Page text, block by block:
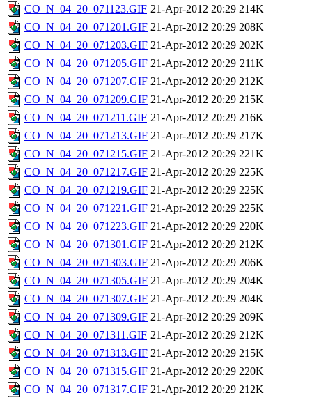
CO_N_04_20_071123.GIF 21-Apr-2012 20:29 214K
CO_N_04_20_071201.GIF 21-Apr-2012 20:29 208K
CO_N_04_20_071203.GIF 21-Apr-2012 20:29 202K
CO_N_04_20_071205.GIF 21-Apr-2012 20:29 211K
CO_N_04_20_071207.GIF 21-Apr-2012 20:29 212K
CO_N_04_20_071209.GIF 21-Apr-2012 20:29 215K
CO_N_04_20_071211.GIF 21-Apr-2012 20:29 216K
CO_N_04_20_071213.GIF 21-Apr-2012 20:29 217K
CO_N_04_20_071215.GIF 21-Apr-2012 20:29 221K
CO_N_04_20_071217.GIF 21-Apr-2012 20:29 225K
CO_N_04_20_071219.GIF 21-Apr-2012 20:29 225K
CO_N_04_20_071221.GIF 21-Apr-2012 20:29 225K
CO_N_04_20_071223.GIF 21-Apr-2012 20:29 220K
CO_N_04_20_071301.GIF 21-Apr-2012 20:29 212K
CO_N_04_20_071303.GIF 21-Apr-2012 20:29 206K
CO_N_04_20_071305.GIF 21-Apr-2012 20:29 204K
CO_N_04_20_071307.GIF 21-Apr-2012 20:29 204K
CO_N_04_20_071309.GIF 21-Apr-2012 20:29 209K
CO_N_04_20_071311.GIF 21-Apr-2012 20:29 212K
CO_N_04_20_071313.GIF 21-Apr-2012 20:29 215K
CO_N_04_20_071315.GIF 21-Apr-2012 20:29 220K
CO_N_04_20_071317.GIF 21-Apr-2012 20:29 212K